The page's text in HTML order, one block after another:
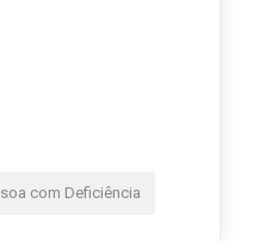
com Deficiência